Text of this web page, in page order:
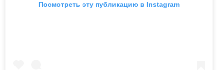
Посмотреть эту публикацию в Instagram